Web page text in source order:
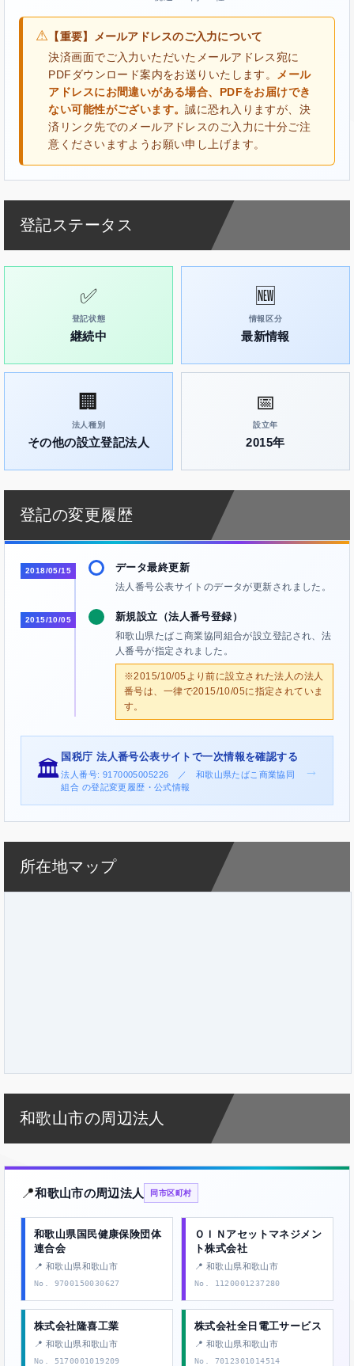
⚠ 【重要】メールアドレスのご入力について
決済画面でご入力いただいたメールアドレス宛に
PDFダウンロード案内をお送りいたします。
メール
アドレスにお間違いがある場合、PDFをお届けでき
ない可能性がございます。誠に恐れ入りますが、決
済リンク先でのメールアドレスのご入力に十分ご注
意くださいますようお願い申し上げます。
登記ステータス
✅
登記状態
継続中
🆕
情報区分
最新情報
🏢
法人種別
その他の設立登記法人
📅
設立年
2015年
登記の変更履歴
2018/05/15 データ最終更新
法人番号公表サイトのデータが更新されました。
2015/10/05 新規設立（法人番号登録）
和歌山県たばこ商業協同組合が設立登記され、法
人番号が指定されました。
※2015/10/05より前に設立された法人の法人
番号は、一律で2015/10/05に指定されていま
す。
🏛️
国税庁 法人番号公表サイトで一次情報を確認する
法人番号: 9170005005226 ／ 和歌山県たばこ商業協同
組合 の登記変更履歴・公式情報
→
所在地マップ
和歌山市の周辺法人
📍和歌山市の周辺法人 同市区町村
和歌山県国民健康保険団体
連合会
📍 和歌山県和歌山市
No. 9700150030627
ＯＩＮアセットマネジメン
ト株式会社
📍 和歌山県和歌山市
No. 1120001237280
株式会社隆喜工業
📍 和歌山県和歌山市
No. 5170001019209
株式会社全日電工サービス
📍 和歌山県和歌山市
No. 7012301014514